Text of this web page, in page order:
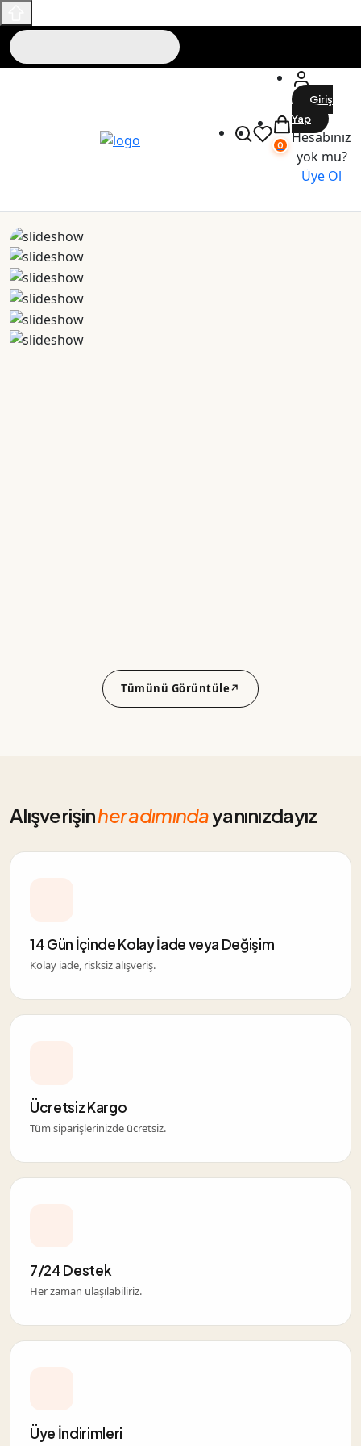
0
Giriş
Yap
Hesabınız
yok mu?
Üye Ol
Maslak Outlet
Tümünü Görüntüle↗
Alışverişinher adımındayanınızdayız
14 Gün İçinde Kolay İade veya Değişim
Kolay iade, risksiz alışveriş.
Ücretsiz Kargo
Tüm siparişlerinizde ücretsiz.
7/24 Destek
Her zaman ulaşılabiliriz.
Üye İndirimleri